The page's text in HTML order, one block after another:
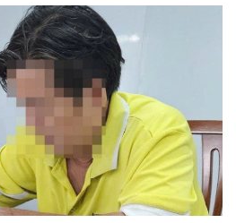
Ô tô - Xe máy
Ô tô
Xe máy
Tư vấn